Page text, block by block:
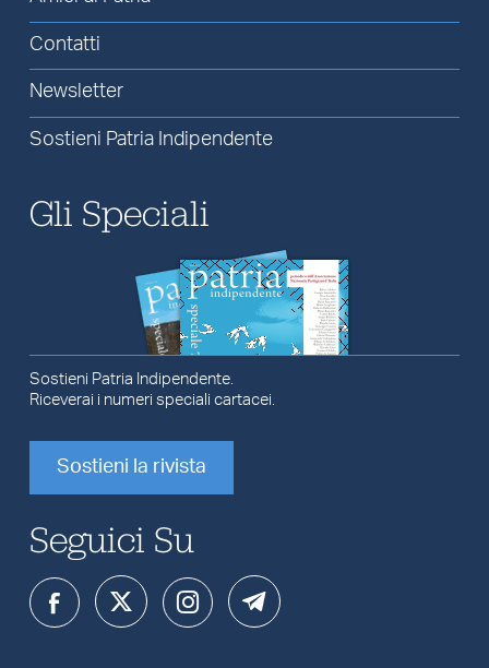
Contatti
Newsletter
Sostieni Patria Indipendente
Gli Speciali
Sostieni Patria Indipendente.
Riceverai i numeri speciali cartacei.
Sostieni la rivista
Seguici Su